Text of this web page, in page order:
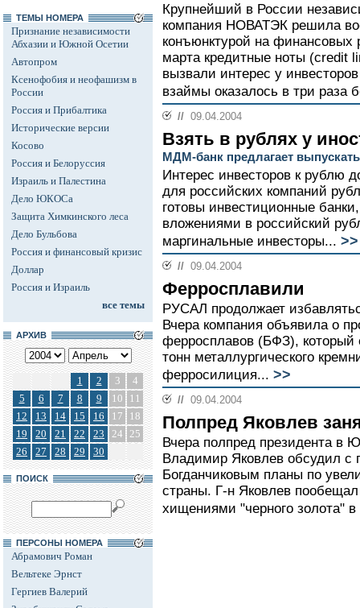
ТЕМЫ НОМЕРА
Признание независимости
Абхазии и Южной Осетии
Автопром
Ксенофобия и неофашизм в
России
Россия и Прибалтика
Исторические версии
Косово
Россия и Белоруссия
Израиль и Палестина
Дело ЮКОСа
Защита Химкинского леса
Дело Бульбова
Россия и финансовый кризис
Доллар
Россия и Израиль
все темы
АРХИВ
1 2 3
4
5
6 7 8 9 10
11
12
13 14 15 16 17
18
19
20 21 22 23 24 25
26
27 28 29 30
ПОИСК
ПЕРСОНЫ НОМЕРА
Абрамович Роман
Вельтеке Эрнст
Гергиев Валерий
Крупнейший в России
компания НОВАТЭК решила
конъюнктурой на финансовых
марта кредитные ноты (credit
вызвали интерес у
взаймы оказалось в три раза
// 09.04.2004
Взять в рублях у
МДМ-банк предлагает
Интерес инвесторов к рублю
для российских компаний
готовы инвестиционные
вложениями в российский
маргинальные инвесторы... >>
// 09.04.2004
Ферросплавили
РУСАЛ продолжает
Вчера компания объявила о
ферросплавов (БФЗ), который
тонн металлургического
ферросилиция... >>
// 09.04.2004
Полпред Яковлев
Вчера полпред президента в
Владимир Яковлев обсудил с
Богданчиковым планы по
страны. Г-н Яковлев
хищениями "черного золота"